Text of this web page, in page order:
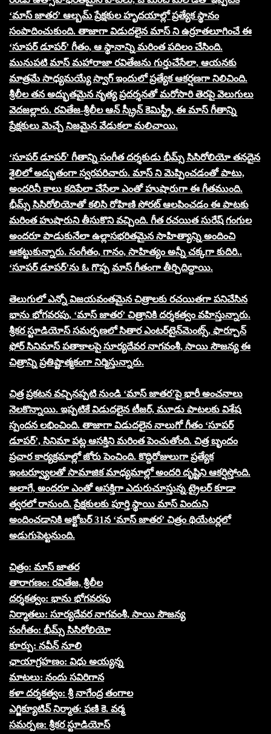
‘మాస్ జాతర’ ఆల్బమ్ ప్రేక్షకుల హృదయాల్లో ప్రత్యేక స్థానం
సంపాదించుకుంది. తాజాగా విడుదలైన మాస్ ని ఉర్రూతలూగించే ఈ
‘సూపర్ డూపర్‌’ గీతం, ఆ స్థానాన్ని మరింత పదిలం చేసింది.
మునుపటి మాస్ మహారాజా రవితేజను గుర్తుచేసేలా, ఆయనకు
మాత్రమే సాధ్యమయ్యే స్వాగ్‌ ఇందులో ప్రత్యేక ఆకర్షణగా నిలిచింది.
శ్రీలీల తన అద్భుతమైన నృత్య ప్రదర్శనతో మరోసారి తెరపై వెలుగులు
వెదజల్లారు. రవితేజ-శ్రీలీల ఆన్ స్క్రీన్ కెమిస్ట్రీ, ఈ మాస్ గీతాన్ని
ప్రేక్షకులు మెచ్చే నిజమైన వేడుకలా మలిచాయి.
‘సూపర్ డూపర్’ గీతాన్ని సంగీత దర్శకుడు భీమ్స్ సిసిరోలియో తనదైన
శైలిలో అద్భుతంగా స్వరపరిచారు. మాస్ ని మెప్పించడంతో పాటు,
అందరినీ కాలు కదిపేలా చేసేలా ఎంతో హుషారుగా ఈ గీతముంది.
భీమ్స్ సిసిరోలియోతో కలిసి రోహిణి సోరట్ ఆలపించడం ఈ పాటకు
మరింత హుషారుని తీసుకొని వచ్చింది. గీత రచయిత సురేష్ గంగుల
అందరూ పాడుకునేలా ఉల్లాసభరితమైన సాహిత్యాన్ని అందించి
ఆకట్టుకున్నారు. సంగీతం, గానం, సాహిత్యం అన్నీ చక్కగా కుదిరి..
‘సూపర్ డూపర్’ను ఓ గొప్ప మాస్ గీతంగా తీర్చిదిద్దాయి.
తెలుగులో ఎన్నో విజయవంతమైన చిత్రాలకు రచయితగా పనిచేసిన
భాను భోగవరపు, ‘మాస్ జాతర’ చిత్రానికి దర్శకత్వం వహిస్తున్నారు.
శ్రీకర స్టూడియోస్ సమర్పణలో సితార ఎంటర్‌టైన్‌మెంట్స్, ఫార్చూన్
ఫోర్ సినిమాస్ పతాకాలపై సూర్యదేవర నాగవంశీ, సాయి సౌజన్య ఈ
చిత్రాన్ని ప్రతిష్టాత్మకంగా నిర్మిస్తున్నారు.
చిత్ర ప్రకటన వచ్చినప్పటి నుండి ‘మాస్ జాతర’పై భారీ అంచనాలు
నెలకొన్నాయి. ఇప్పటికే విడుదలైన టీజర్, మూడు పాటలకు విశేష
స్పందన లభించింది. తాజాగా విడుదలైన నాలుగో గీతం ‘సూపర్
డూపర్’, సినిమా పట్ల ఆసక్తిని మరింత పెంచుతోంది. చిత్ర బృందం
ప్రచార కార్యక్రమాల్లో జోరు పెంచింది. కొద్దిరోజులుగా ప్రత్యేక
ఇంటర్వ్యూలతో సామాజిక మాధ్యమాల్లో అందరి దృష్టిని ఆకర్షిస్తోంది.
అలాగే, అందరూ ఎంతో ఆసక్తిగా ఎదురుచూస్తున్న ట్రైలర్ కూడా
త్వరలో రానుంది. ప్రేక్షకులకు పూర్తి స్థాయి మాస్ విందుని
అందించడానికి అక్టోబర్ 31న ‘మాస్ జాతర’ చిత్రం థియేటర్లలో
అడుగుపెట్టనుంది.
చిత్రం: మాస్ జాతర
తారాగణం: రవితేజ, శ్రీలీల
దర్శకత్వం: భాను భోగవరపు
నిర్మాతలు: సూర్యదేవర నాగవంశీ, సాయి సౌజన్య
సంగీతం: భీమ్స్ సిసిరోలియో
కూర్పు: నవీన్ నూలి
ఛాయాగ్రహణం: విధు అయ్యన్న
మాటలు: నందు సవిరిగాన
కళా దర్శకత్వం: శ్రీ నాగేంద్ర తంగాల
ఎగ్జిక్యూటివ్ నిర్మాత: ఫణి కె. వర్మ
సమర్పణ: శ్రీకర స్టూడియోస్